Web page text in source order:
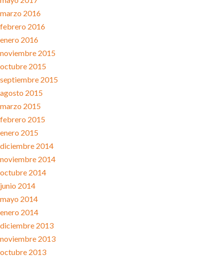
marzo 2016
febrero 2016
enero 2016
noviembre 2015
octubre 2015
septiembre 2015
agosto 2015
marzo 2015
febrero 2015
enero 2015
diciembre 2014
noviembre 2014
octubre 2014
junio 2014
mayo 2014
enero 2014
diciembre 2013
noviembre 2013
octubre 2013